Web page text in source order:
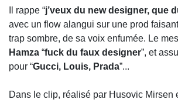
Il rappe “j’veux du new designer, que
avec un flow alangui sur une prod
trap sombre, de sa voix enfumée. Le
Hamza “fuck du faux designer”, et
pour “Gucci, Louis, Prada”...
Dans le clip, réalisé par Husovic Mirsen